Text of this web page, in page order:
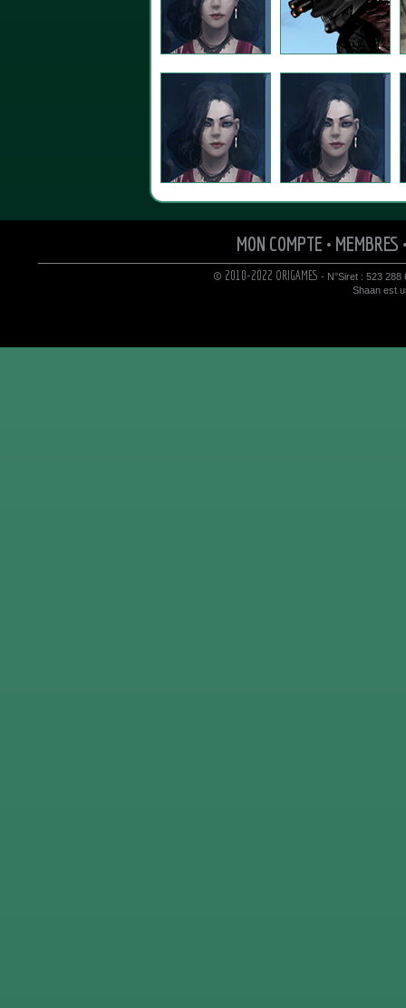
MON COMPTE • MEMBRES
© 2010-2022 ORIGAMES - N°Siret : 523 288
Shaan est